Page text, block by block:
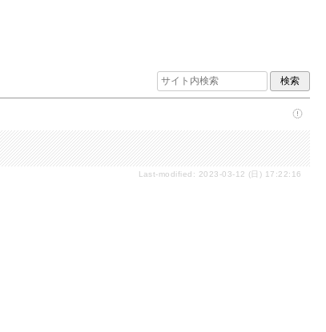
Last-modified: 2023-03-12 (日) 17:22:16